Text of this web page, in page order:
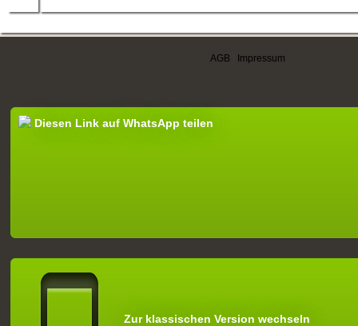
AGB Impressum
Diesen Link auf WhatsApp teilen
Zur klassischen Version wechseln